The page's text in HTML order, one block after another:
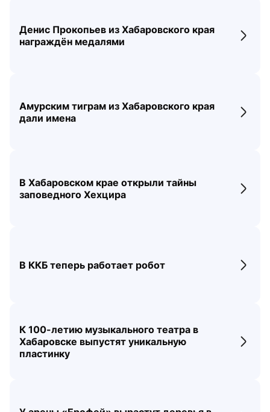
Денис Прокопьев из Хабаровского края
награждён медалями
Амурским тиграм из Хабаровского края
дали имена
В Хабаровском крае открыли тайны
заповедного Хехцира
В ККБ теперь работает робот
К 100-летию музыкального театра в
Хабаровске выпустят уникальную
пластинку